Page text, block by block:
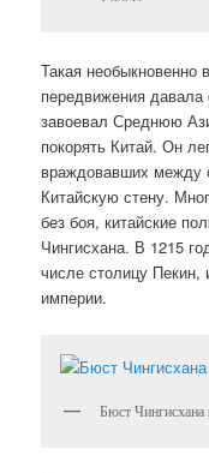
Такая необыкновенно
передвижения
завоевал Среднюю
покорять Китай. Он
враждовавших между
Китайскую стену.
без боя, китайские
Чингисхана. В 1215
числе столицу Пекин,
империи.
Бюст Чингисхана